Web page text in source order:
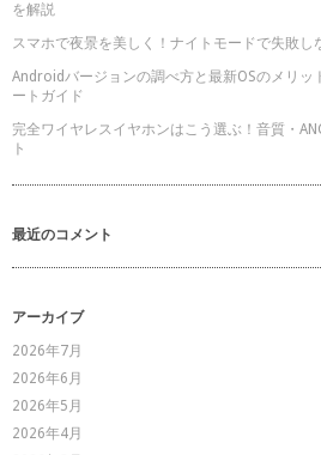
を解説
スマホで夜景を美しく！ナイトモードで失敗し
Androidバージョンの調べ方と最新OSのメリッ
ートガイド
完全ワイヤレスイヤホンはこう選ぶ！音質・
ト
最近のコメント
アーカイブ
2026年7月
2026年6月
2026年5月
2026年4月